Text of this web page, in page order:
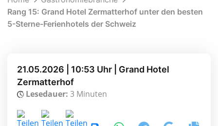
Rang 15: Grand Hotel Zermatterhof unter den besten
5-Sterne-Ferienhotels der Schweiz
21.05.2026 | 10:53 Uhr | Grand Hotel
Zermatterhof
Lesedauer: 3 Minuten